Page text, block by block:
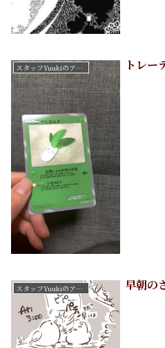
スタッフYuukiのアートたち トレー
スタッフYuukiのアートたち 早朝の